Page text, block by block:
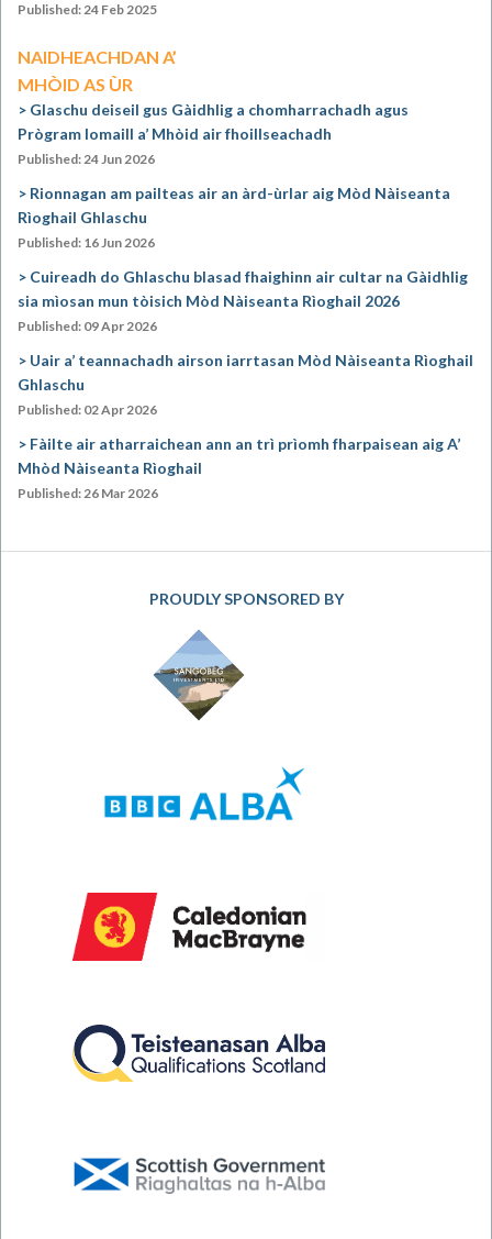
Published: 24 Feb 2025
NAIDHEACHDAN A’
MHÒID AS ÙR
Glaschu deiseil gus Gàidhlig a chomharrachadh agus
Prògram Iomaill a’ Mhòid air fhoillseachadh
Published: 24 Jun 2026
Rionnagan am pailteas air an àrd-ùrlar aig Mòd Nàiseanta
Rìoghail Ghlaschu
Published: 16 Jun 2026
Cuireadh do Ghlaschu blasad fhaighinn air cultar na Gàidhlig
sia mìosan mun tòisich Mòd Nàiseanta Rìoghail 2026
Published: 09 Apr 2026
Uair a’ teannachadh airson iarrtasan Mòd Nàiseanta Rìoghail
Ghlaschu
Published: 02 Apr 2026
Fàilte air atharraichean ann an trì prìomh fharpaisean aig A’
Mhòd Nàiseanta Rìoghail
Published: 26 Mar 2026
PROUDLY SPONSORED BY